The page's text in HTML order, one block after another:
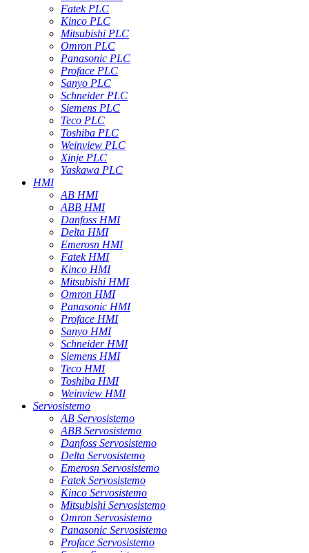
Fatek PLC
Kinco PLC
Mitsubishi PLC
Omron PLC
Panasonic PLC
Proface PLC
Sanyo PLC
Schneider PLC
Siemens PLC
Teco PLC
Toshiba PLC
Weinview PLC
Xinje PLC
Yaskawa PLC
HMI
AB HMI
ABB HMI
Danfoss HMI
Delta HMI
Emerosn HMI
Fatek HMI
Kinco HMI
Mitsubishi HMI
Omron HMI
Panasonic HMI
Proface HMI
Sanyo HMI
Schneider HMI
Siemens HMI
Teco HMI
Toshiba HMI
Weinview HMI
Servosistemo
AB Servosistemo
ABB Servosistemo
Danfoss Servosistemo
Delta Servosistemo
Emerosn Servosistemo
Fatek Servosistemo
Kinco Servosistemo
Mitsubishi Servosistemo
Omron Servosistemo
Panasonic Servosistemo
Proface Servosistemo